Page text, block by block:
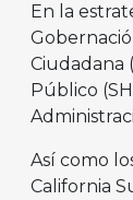
En la
Ciudadana
Público
Así como
California